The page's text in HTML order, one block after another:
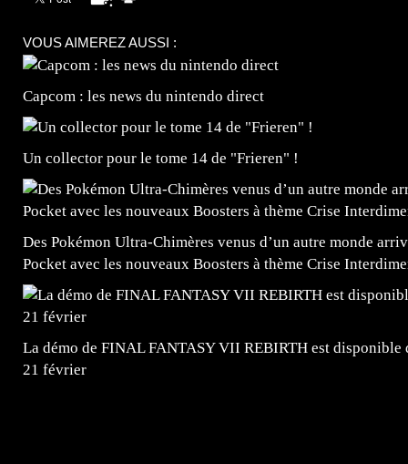
VOUS AIMEREZ AUSSI :
Capcom : les news du nintendo direct
Un collector pour le tome 14 de "Frieren" !
Des Pokémon Ultra-Chimères venus d’un autre monde
Pocket avec les nouveaux Boosters à thème Crise
La démo de FINAL FANTASY VII REBIRTH est
21 février